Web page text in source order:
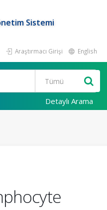
Sistemi
Araştırmacı Girişi English
Detaylı Arama